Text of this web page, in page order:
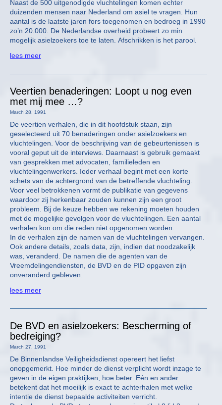
Naast de 500 uitgenodigde vluchtelingen komen echter
duizenden mensen naar Nederland om asiel te vragen. Hun
aantal is de laatste jaren fors toegenomen en bedroeg in 1990
zo’n 20.000. De Nederlandse overheid probeert zo min
mogelijk asielzoekers toe te laten. Afschrikken is het parool.
lees meer
Veertien benaderingen: Loopt u nog even
met mij mee …?
March 28, 1991
De veertien verhalen, die in dit hoofdstuk staan, zijn
geselecteerd uit 70 benaderingen onder asielzoekers en
vluchtelingen. Voor de beschrijving van de gebeurtenissen is
vooral geput uit de interviews. Daarnaast is gebruik gemaakt
van gesprekken met advocaten, familieleden en
vluchtelingenwerkers. Ieder verhaal begint met een korte
schets van de achtergrond van de betreffende vluchteling.
Voor veel betrokkenen vormt de publikatie van gegevens
waardoor zij herkenbaar zouden kunnen zijn een groot
probleem. Bij de keuze hebben we rekening moeten houden
met de mogelijke gevolgen voor de vluchtelingen. Een aantal
verhalen kon om die reden niet opgenomen worden.
In de verhalen zijn de namen van de vluchtelingen vervangen.
Ook andere details, zoals data, zijn, indien dat noodzakelijk
was, veranderd. De namen die de agenten van de
Vreemdelingendiensten, de BVD en de PID opgaven zijn
onveranderd gebleven.
lees meer
De BVD en asielzoekers: Bescherming of
bedreiging?
March 27, 1991
De Binnenlandse Veiligheidsdienst opereert het liefst
onopgemerkt. Hoe minder de dienst verplicht wordt inzage te
geven in de eigen praktijken, hoe beter. Eén en ander
betekent dat het moeilijk is exact te achterhalen met welke
intentie de dienst bepaalde activiteiten verricht.